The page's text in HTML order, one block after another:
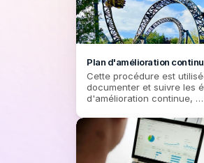
Plan d'amélioration
Cette procédure est
documenter et suivre les
d'amélioration continue,
conformités, en analysant
causes, et en mettant en
des actions correctives. Il
également d'évaluer